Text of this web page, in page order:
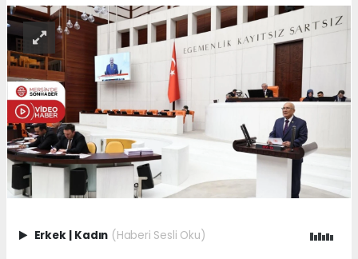
Erkek Kadın (Haberi Sesli Oku)